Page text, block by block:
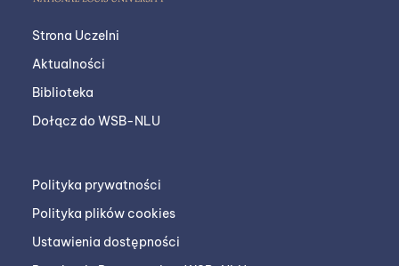
Strona Uczelni
Aktualności
Biblioteka
Dołącz do WSB-NLU
Polityka prywatności
Polityka plików cookies
Ustawienia dostępności